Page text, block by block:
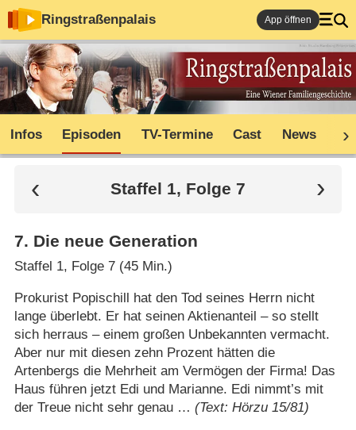
Ringstraßenpalais App öffnen
Infos Episoden TV-Termine Cast News
Staffel 1, Folge 7
7. Die neue Generation
Staffel 1, Folge 7 (45 Min.)
Prokurist Popischill hat den Tod seines Herrn nicht
lange überlebt. Er hat seinen Aktienanteil – so stellt
sich herraus – einem großen Unbekannten vermacht.
Aber nur mit diesen zehn Prozent hätten die
Artenbergs die Mehrheit am Vermögen der Firma! Das
Haus führen jetzt Edi und Marianne. Edi nimmt’s mit
der Treue nicht sehr genau … (Text: Hörzu 15/81)